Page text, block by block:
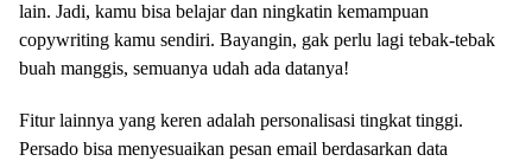
lain. Jadi, kamu bisa belajar dan ningkatin kemampuan
copywriting kamu sendiri. Bayangin, gak perlu lagi tebak-tebak
buah manggis, semuanya udah ada datanya!
Fitur lainnya yang keren adalah personalisasi tingkat tinggi.
Persado bisa menyesuaikan pesan email berdasarkan data